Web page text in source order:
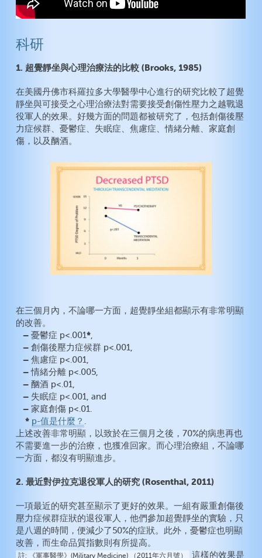
科研
1. 超覺靜坐與心理治療法的比較 (Brooks, 1985)
在美國丹佛市科羅拉多大學醫學中心進行的研究比較了超覺
靜坐與可接受之心理治療法對需要接受創傷性壓力之越戰退
役軍人的效果。好幾方面的問題都被研究了，包括創傷後壓
力症候群、憂鬱症、失眠症、焦慮症、情緒分離、家庭創
傷，以及酗酒。
在三個月內，不論哪一方面，超覺靜坐組都顯示有非常明顯
的改善。
– 憂鬱症 p<.001*,
– 創傷後壓力症候群 p<.001,
– 焦慮症 p<.001,
–情緒分離 p<.005,
– 酗酒 p<.01,
– 失眠症 p<.001, and
– 家庭創傷 p<.01.
* p-值是什麼？ .
上述改善非常明顯，以致於在三個月之後，70%的病患再也
不需要進一步的治療，也獲准回家。而心理治療組，不論哪
一方面，都沒有明顯進步。
2. 最近對伊拉克退役軍人的研究 (Rosenthal, 2011)
一項最近的研究甚至顯示了更好的效果。一組有嚴重創傷後
壓力症候群症狀的退役軍人，他們參加超覺靜坐的實驗，只
是八週的時間，便減少了50%的症狀。此外，憂鬱症也明顯
改善，而生命品質指數則有所提高。
註 《軍事醫學》(Military Medicine) （2011年六月號） 這樣的效果是